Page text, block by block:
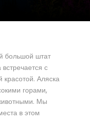
большой штат
с
красотой. Аляска
горами,
Мы
в этом